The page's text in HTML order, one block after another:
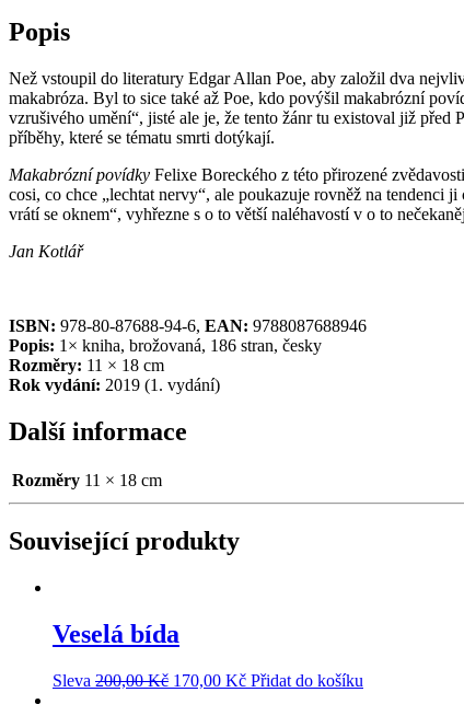
Popis
Než vstoupil do literatury Edgar Allan Poe, aby založil dva
makabróza. Byl to sice také až Poe, kdo povýšil makabrózní
vzrušivého umění“, jisté ale je, že tento žánr tu existoval již
příběhy, které se tématu smrti dotýkají.
Makabrózní povídky Felixe Boreckého z této přirozené
cosi, co chce „lechtat nervy“, ale poukazuje rovněž na tendenci
vrátí se oknem“, vyhřezne s o to větší naléhavostí v o to
Jan Kotlář
ISBN: 978-80-87688-94-6, EAN: 9788087688946
Popis: 1× kniha, brožovaná, 186 stran, česky
Rozměry: 11 × 18 cm
Rok vydání: 2019 (1. vydání)
Další informace
Rozměry 11 × 18 cm
Související produkty
Veselá bída
Sleva 200,00Kč 170,00 Kč Přidat do košíku